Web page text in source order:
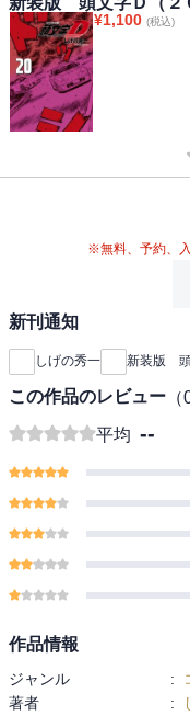
¥1,100 (税込)
※無料、予約、
新刊通知
しげの秀一 新装版
この作品のレビュー （
平均 --
作品情報
ジャンル :
著者
: